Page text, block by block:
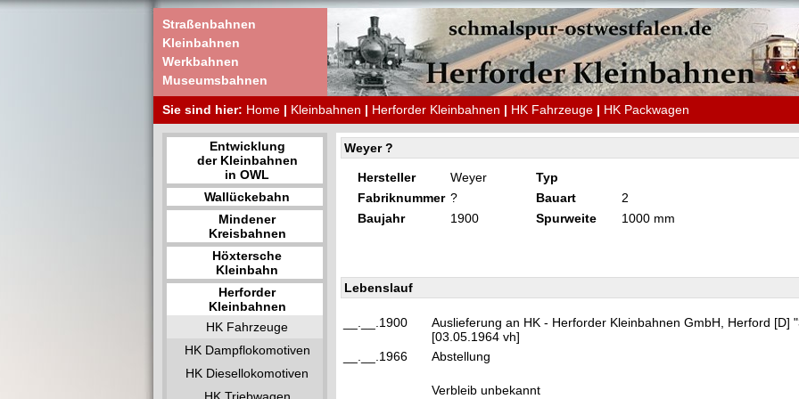
Straßenbahnen
Kleinbahnen
Werkbahnen
Museumsbahnen
Sie sind hier: Home | Kleinbahnen | Herforder Kleinbahnen | HK Fahrzeuge | HK Packwagen
Entwicklung
der Kleinbahnen
in OWL
Wallückebahn
Mindener
Kreisbahnen
Höxtersche
Kleinbahn
Herforder
Kleinbahnen
HK Fahrzeuge
HK Dampflokomotiven
HK Diesellokomotiven
Weyer ?
Hersteller Weyer
Typ
Fabriknummer ? Bauart
2
Baujahr
1900 Spurweite 1000 mm
Lebenslauf
__.__.1900
Auslieferung an HK - Herforder Kleinbahnen GmbH, Herford [D]
[03.05.1964 vh]
__.__.1966
Abstellung
Verbleib unbekannt